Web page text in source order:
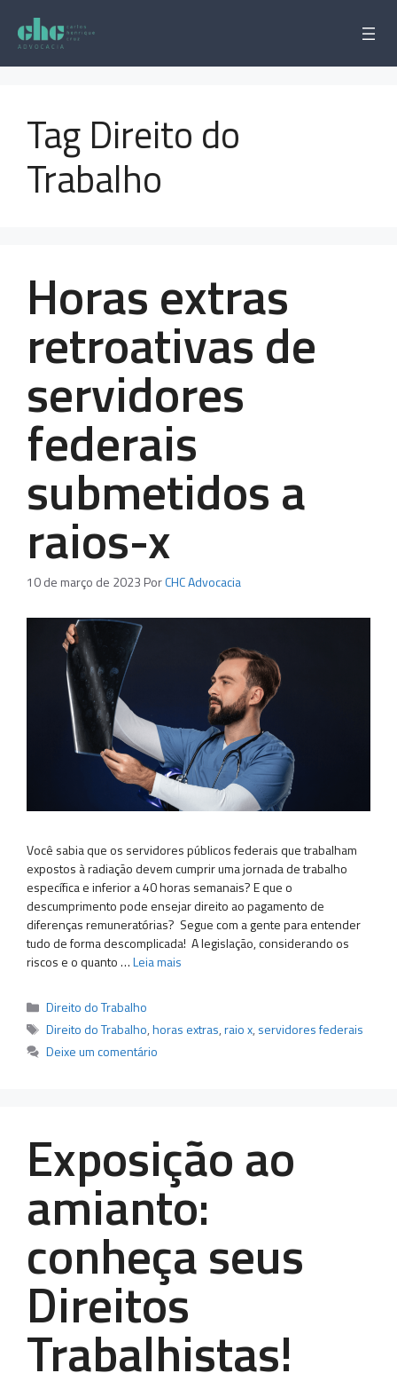
para
conteúdo
Tag Direito do
Trabalho
Horas extras
retroativas de
servidores
federais
submetidos a
raios-x
10 de março de 2023 PorCHC Advocacia
Você sabia que os servidores públicos federais que trabalham
expostos à radiação devem cumprir uma jornada de trabalho
específica e inferior a 40 horas semanais? E que o
descumprimento pode ensejar direito ao pagamento de
diferenças remuneratórias? Segue com a gente para entender
tudo de forma descomplicada! A legislação, considerando os
riscos e o quanto …Leia mais
Categorias
Direito do Trabalho
Tags
Direito do Trabalho,horas extras,raio x, servidores federais
Deixe um comentário
Exposição ao
amianto:
conheça seus
Direitos
Trabalhistas!